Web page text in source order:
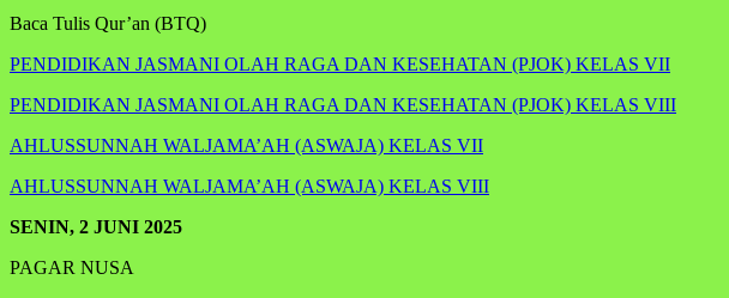
Baca Tulis Qur’an (BTQ)
PENDIDIKAN JASMANI OLAH RAGA DAN KESEHATAN (PJOK) KELAS VII
PENDIDIKAN JASMANI OLAH RAGA DAN KESEHATAN (PJOK) KELAS VIII
AHLUSSUNNAH WALJAMA’AH (ASWAJA) KELAS VII
AHLUSSUNNAH WALJAMA’AH (ASWAJA) KELAS VIII
SENIN, 2 JUNI 2025
PAGAR NUSA